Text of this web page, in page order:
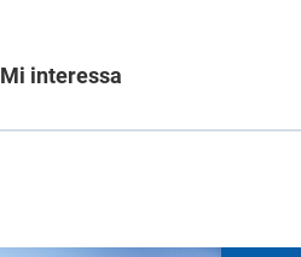
Mi interessa